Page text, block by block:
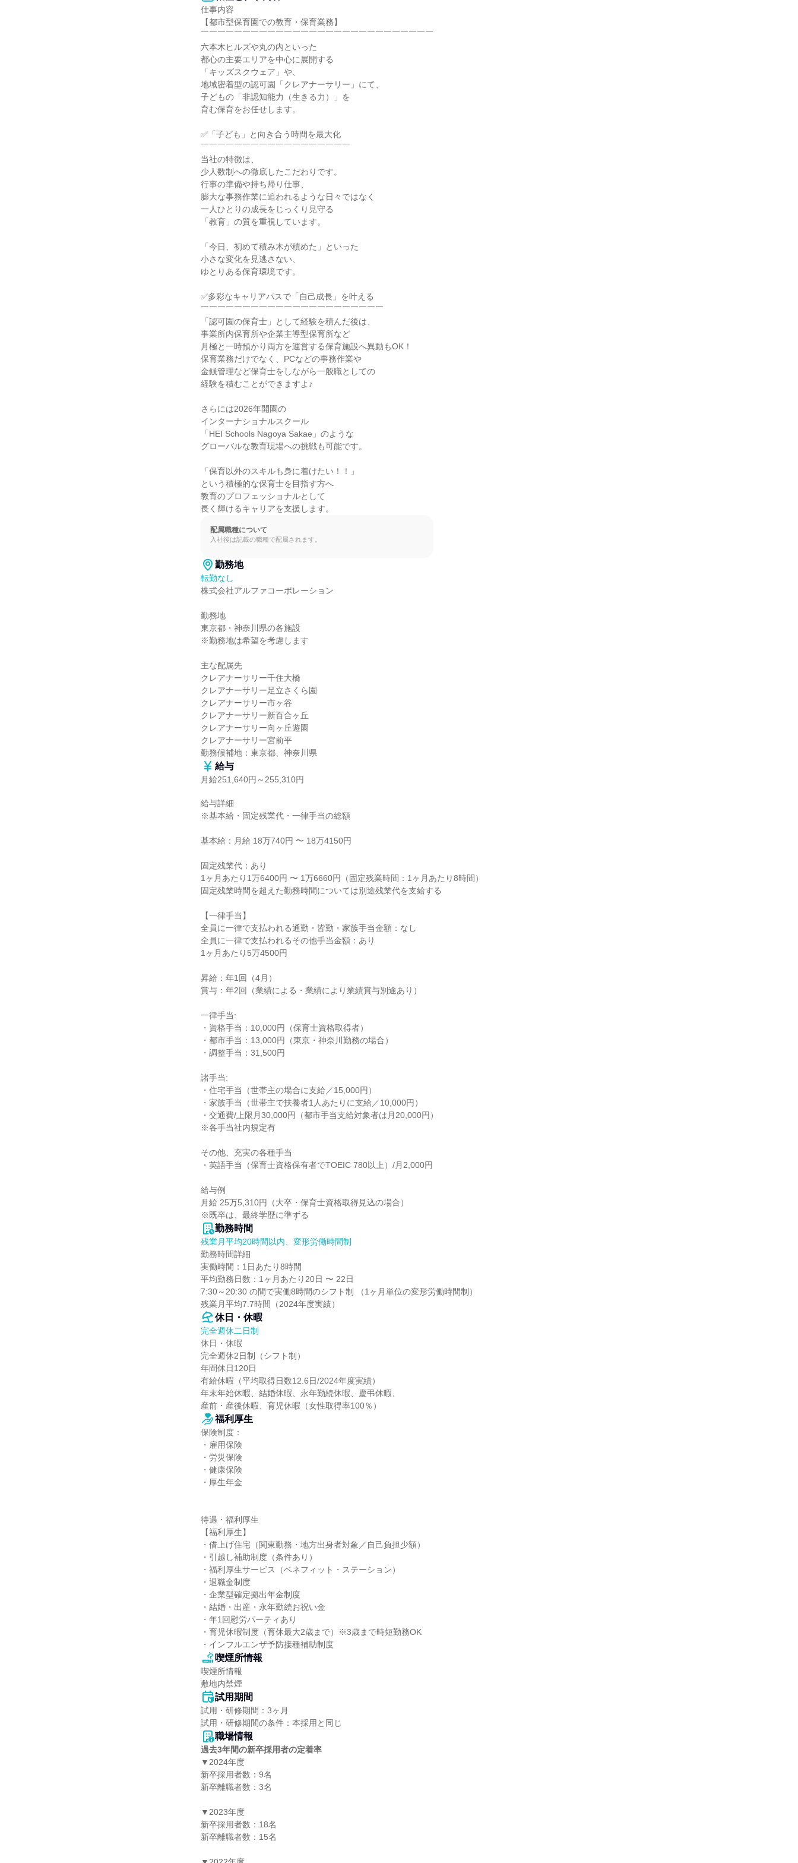
仕事内容
【都市型保育園での教育・保育業務】
￣￣￣￣￣￣￣￣￣￣￣￣￣￣￣￣￣￣￣￣￣￣￣￣￣￣￣￣
六本木ヒルズや丸の内といった
都心の主要エリアを中心に展開する
「キッズスクウェア」や、
地域密着型の認可園「クレアナーサリー」にて、
子どもの「非認知能力（生きる力）」を
育む保育をお任せします。
✅「子ども」と向き合う時間を最大化
￣￣￣￣￣￣￣￣￣￣￣￣￣￣￣￣￣￣
当社の特徴は、
少人数制への徹底したこだわりです。
行事の準備や持ち帰り仕事、
膨大な事務作業に追われるような日々ではなく
一人ひとりの成長をじっくり見守る
「教育」の質を重視しています。
「今日、初めて積み木が積めた」といった
小さな変化を見逃さない、
ゆとりある保育環境です。
✅多彩なキャリアパスで「自己成長」を叶える
￣￣￣￣￣￣￣￣￣￣￣￣￣￣￣￣￣￣￣￣￣￣
「認可園の保育士」として経験を積んだ後は、
事業所内保育所や企業主導型保育所など
月極と一時預かり両方を運営する保育施設へ異動もOK！
保育業務だけでなく、PCなどの事務作業や
金銭管理など保育士をしながら一般職としての
経験を積むことができますよ♪
さらには2026年開園の
インターナショナルスクール
「HEI Schools Nagoya Sakae」のような
グローバルな教育現場への挑戦も可能です。
「保育以外のスキルも身に着けたい！！」
という積極的な保育士を目指す方へ
教育のプロフェッショナルとして
長く輝けるキャリアを支援します。
配属職種について
入社後は記載の職種で配属されます。
勤務地
転勤なし
株式会社アルファコーポレーション
勤務地
東京都・神奈川県の各施設
※勤務地は希望を考慮します
主な配属先
クレアナーサリー千住大橋
クレアナーサリー足立さくら園
クレアナーサリー市ヶ谷
クレアナーサリー新百合ヶ丘
クレアナーサリー向ヶ丘遊園
クレアナーサリー宮前平
勤務候補地：東京都、神奈川県
給与
月給251,640円～255,310円
給与詳細
※基本給・固定残業代・一律手当の総額
基本給：月給 18万740円 〜 18万4150円
固定残業代：あり
1ヶ月あたり1万6400円 〜 1万6660円（固定残業時間：1ヶ月あたり8時間）
固定残業時間を超えた勤務時間については別途残業代を支給する
【一律手当】
全員に一律で支払われる通勤・皆勤・家族手当金額：なし
全員に一律で支払われるその他手当金額：あり
1ヶ月あたり5万4500円
昇給：年1回（4月）
賞与：年2回（業績による・業績により業績賞与別途あり）
一律手当:
・資格手当：10,000円（保育士資格取得者）
・都市手当：13,000円（東京・神奈川勤務の場合）
・調整手当：31,500円
諸手当:
・住宅手当（世帯主の場合に支給／15,000円）
・家族手当（世帯主で扶養者1人あたりに支給／10,000円）
・交通費/上限月30,000円（都市手当支給対象者は月20,000円）
※各手当社内規定有
その他、充実の各種手当
・英語手当（保育士資格保有者でTOEIC 780以上）/月2,000円
給与例
月給 25万5,310円（大卒・保育士資格取得見込の場合）
※既卒は、最終学歴に準ずる
勤務時間
残業月平均20時間以内、変形労働時間制
勤務時間詳細
実働時間：1日あたり8時間
平均勤務日数：1ヶ月あたり20日 〜 22日
7:30～20:30 の間で実働8時間のシフト制 （1ヶ月単位の変形労働時間制）
残業月平均7.7時間（2024年度実績）
休日・休暇
完全週休二日制
休日・休暇
完全週休2日制（シフト制）
年間休日120日
有給休暇（平均取得日数12.6日/2024年度実績）
年末年始休暇、結婚休暇、永年勤続休暇、慶弔休暇、
産前・産後休暇、育児休暇（女性取得率100％）
福利厚生
保険制度：
・雇用保険
・労災保険
・健康保険
・厚生年金
待遇・福利厚生
【福利厚生】
・借上げ住宅（関東勤務・地方出身者対象／自己負担少額）
・引越し補助制度（条件あり）
・福利厚生サービス（ベネフィット・ステーション）
・退職金制度
・企業型確定拠出年金制度
・結婚・出産・永年勤続お祝い金
・年1回慰労パーティあり
・育児休暇制度（育休最大2歳まで）※3歳まで時短勤務OK
・インフルエンザ予防接種補助制度
喫煙所情報
喫煙所情報
敷地内禁煙
試用期間
試用・研修期間：3ヶ月
職場情報
過去3年間の新卒採用者の定着率
▼2024年度
新卒採用者数：9名
新卒離職者数：3名
▼2023年度
新卒採用者数：18名
新卒離職者数：15名